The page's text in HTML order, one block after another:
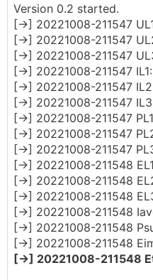
Version 0.2 started.
[->] 20221008-211547
[->] 20221008-211547
[->] 20221008-211547
[->] 20221008-211547
[->] 20221008-211547
[->] 20221008-211547
[->] 20221008-211547
[->] 20221008-211547
[->] 20221008-211547
[->] 20221008-211548
[->] 20221008-211548
[->] 20221008-211548
[->] 20221008-211548
[->] 20221008-211548
[->] 20221008-211548
[->] 20221008-211548